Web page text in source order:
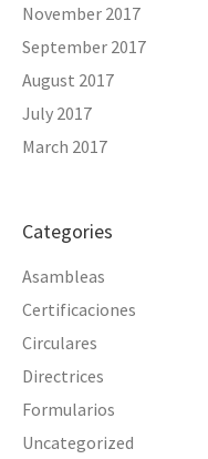
November 2017
September 2017
August 2017
July 2017
March 2017
Categories
Asambleas
Certificaciones
Circulares
Directrices
Formularios
Uncategorized